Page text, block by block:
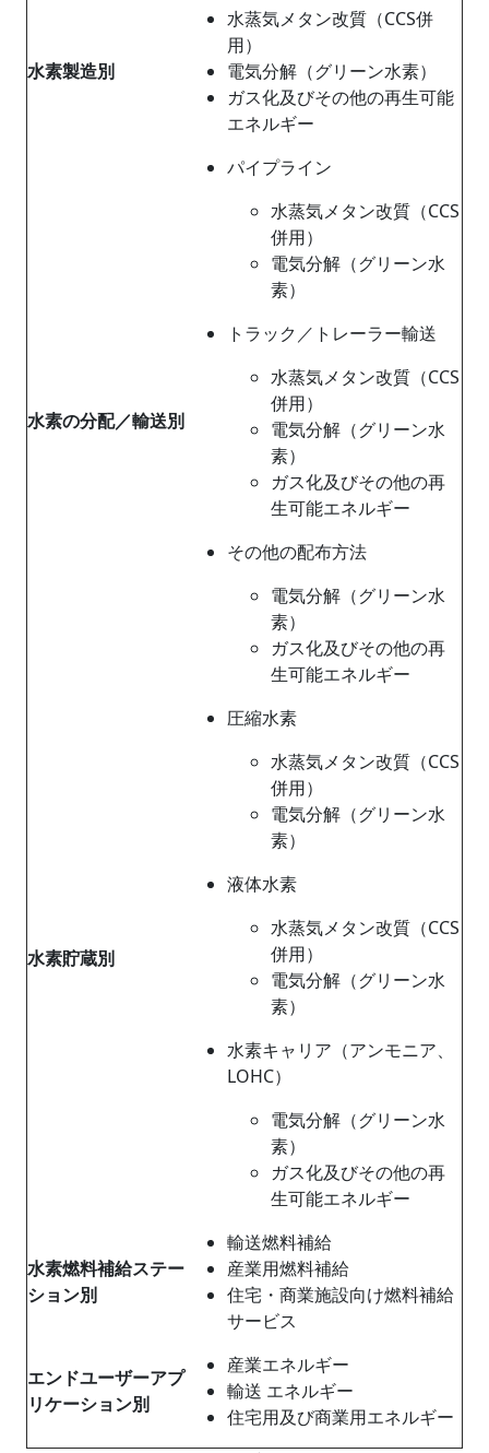
水素製造別
水蒸気メタン改質（CCS併
用）
電気分解（グリーン水素）
ガス化及びその他の再生可能
エネルギー
水素の分配／輸送別
パイプライン
水蒸気メタン改質（CCS
併用）
電気分解（グリーン水
素）
トラック／トレーラー輸送
水蒸気メタン改質（CCS
併用）
電気分解（グリーン水
素）
ガス化及びその他の再
生可能エネルギー
その他の配布方法
電気分解（グリーン水
素）
ガス化及びその他の再
生可能エネルギー
水素貯蔵別
圧縮水素
水蒸気メタン改質（CCS
併用）
電気分解（グリーン水
素）
液体水素
水蒸気メタン改質（CCS
併用）
電気分解（グリーン水
素）
水素キャリア（アンモニア、
LOHC）
電気分解（グリーン水
素）
ガス化及びその他の再
生可能エネルギー
水素燃料補給ステー
ション別
輸送燃料補給
産業用燃料補給
住宅・商業施設向け燃料補給
サービス
エンドユーザーアプ
リケーション別
産業エネルギー
輸送 エネルギー
住宅用及び商業用エネルギー